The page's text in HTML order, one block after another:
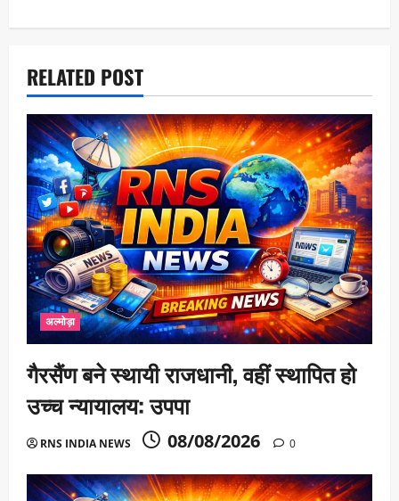
RELATED POST
अल्मोड़ा
गैरसैंण बने स्थायी राजधानी, वहीं स्थापित हो
उच्च न्यायालय: उपपा
RNS INDIA NEWS 08/08/2026 0